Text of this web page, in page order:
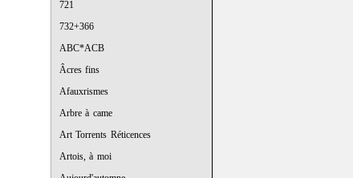
721
732+366
ABC*ACB
Âcres fins
Afauxrismes
Arbre à came
Art Torrents Réticences
Artois, à moi